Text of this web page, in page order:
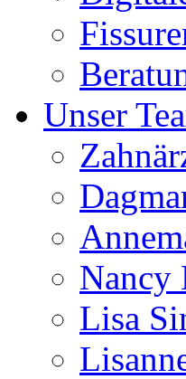
Unser
Nancy
Lisa